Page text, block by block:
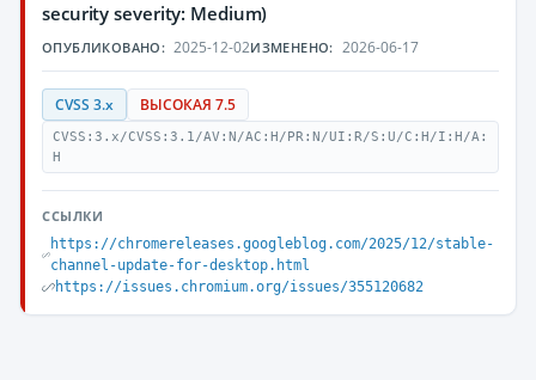
security severity: Medium)
ОПУБЛИКОВАНО: 2025-12-02ИЗМЕНЕНО: 2026-06-17
CVSS 3.x ВЫСОКАЯ 7.5
CVSS:3.x/CVSS:3.1/AV:N/AC:H/PR:N/UI:R/S:U/C:H/I:H/A:
H
ССЫЛКИ
https://chromereleases.googleblog.com/2025/12/stable-
channel-update-for-desktop.html
https://issues.chromium.org/issues/355120682